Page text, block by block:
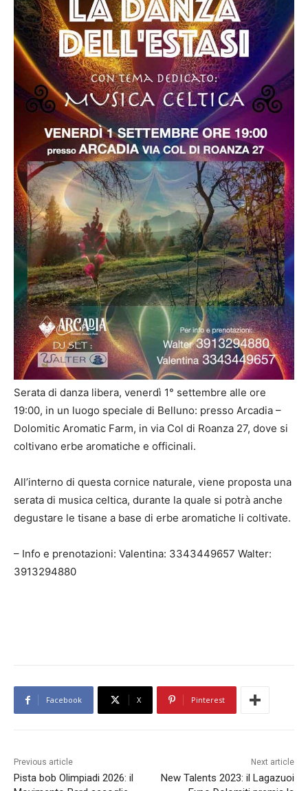
Serata di danza libera, venerdì 1° settembre alle ore
19:00, in un luogo speciale di Belluno: presso Arcadia –
Dolomitic Aromatic Farm, in via Col di Roanza 27, dove si
coltivano erbe aromatiche e officinali.
All’interno di questa cornice naturale, viene proposta una
serata di musica celtica, durante la quale si potrà anche
degustare le tisane a base di erbe aromatiche li coltivate.
– Info e prenotazioni: Valentina: 3343449657 Walter:
3913294880
Facebook X Pinterest
Previous article
Pista bob Olimpiadi 2026: il
Next article
New Talents 2023: il Lagazuoi